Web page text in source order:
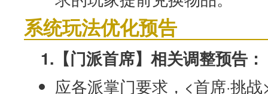
系统玩法优化预告
1.【门派首席】相关调整预告：
应各派掌门要求，<首席·挑